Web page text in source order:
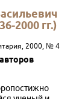
2000 гг.)
2000, № 4